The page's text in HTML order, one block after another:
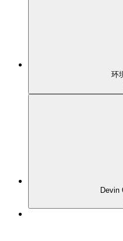
环
Devin